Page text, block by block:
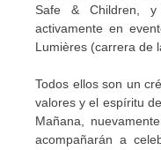
Safe & Children, y
activamente en
Lumières (carrera de
Todos ellos son un
valores y el espíritu
Mañana,
acompañarán a